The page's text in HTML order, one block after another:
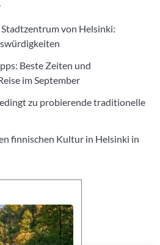
von Helsinki:
Beste Zeiten und
im September
zu probierende traditionelle
finnischen Kultur in Helsinki in